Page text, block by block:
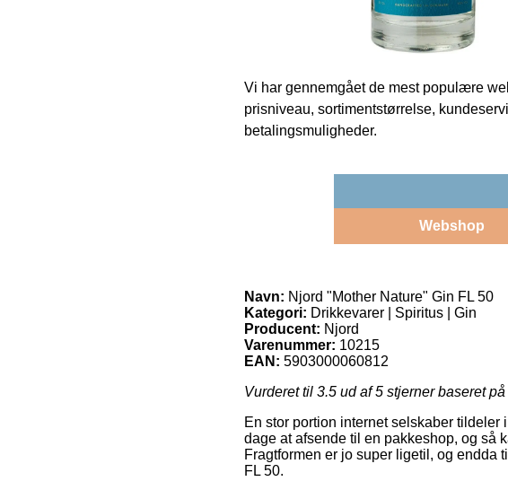
Vi har gennemgået de mest populære
prisniveau, sortimentstørrelse,
betalingsmuligheder.
Webshop
Navn: Njord "Mother Nature" Gin FL 50
Kategori: Drikkevarer | Spiritus | Gin
Producent: Njord
Varenummer: 10215
EAN: 5903000060812
Vurderet til 3.5 ud af 5 stjerner baseret på
En stor portion internet selskaber
dage at afsende til en pakkeshop, og så
Fragtformen er jo super ligetil, og endda
FL 50.